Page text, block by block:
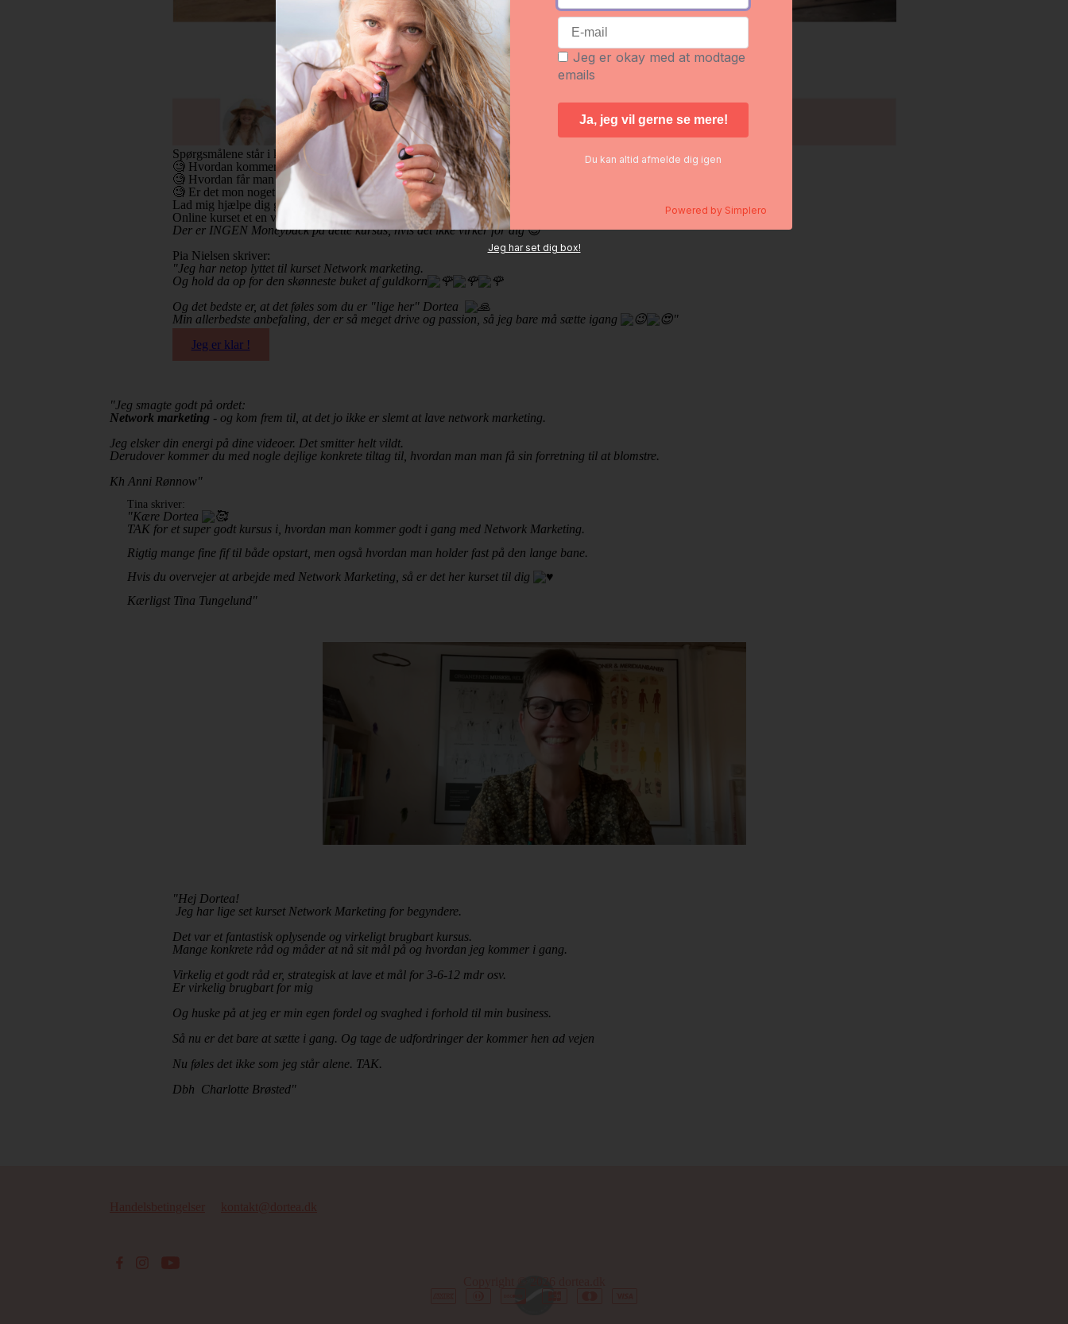
Spørgsmålene står i kø !
🧐 Hvordan kommer man igang med Network Marketing?
🧐 Hvordan får man succes?
🧐 Er det mon noget for mig?
Lad mig hjælpe dig godt fra start på en ikke besværlig måde❣️
Online kurset et en video på godt en time med mine tips og tricks, som du kan implementere og bruge med det samme.
Der er INGEN Moneyback på dette kursus, hvis det ikke virker for dig😉
Pia Nielsen skriver:
"Jeg har netop lyttet til kurset Network marketing.
Og hold da op for den skønneste buket af guldkorn
Og det bedste er, at det føles som du er "lige her" Dortea
Min allerbedste anbefaling, der er så meget drive og passion, så jeg bare må sætte igang
"
Jeg er klar !
"Jeg smagte godt på ordet:
Network marketing - og kom frem til, at det jo ikke er slemt at lave network marketing.
Jeg elsker din energi på dine videoer. Det smitter helt vildt.
Derudover kommer du med nogle dejlige konkrete tiltag til, hvordan man man få sin forretning til at blomstre.
Kh Anni Rønnow"
Tina skriver:
"Kære Dortea
TAK for et super godt kursus i, hvordan man kommer godt i gang med Network Marketing.
Rigtig mange fine fif til både opstart, men også hvordan man holder fast på den lange bane.
Hvis du overvejer at arbejde med Network Marketing, så er det her kurset til dig
Kærligst Tina Tungelund"
"Hej Dortea!
Jeg har lige set kurset Network Marketing for begyndere.
Det var et fantastisk oplysende og virkeligt brugbart kursus.
Mange konkrete råd og måder at nå sit mål på og hvordan jeg kommer i gang.
Virkelig et godt råd er, strategisk at lave et mål for 3-6-12 mdr osv.
Er virkelig brugbart for mig
Og huske på at jeg er min egen fordel og svaghed i forhold til min business.
Så nu er det bare at sætte i gang. Og tage de udfordringer der kommer hen ad vejen
Nu føles det ikke som jeg står alene. TAK.
Dbh Charlotte Brøsted"
Jeg er okay med at modtage
emails
Du kan altid afmelde dig igen
Powered by Simplero
Jeg har set dig box!